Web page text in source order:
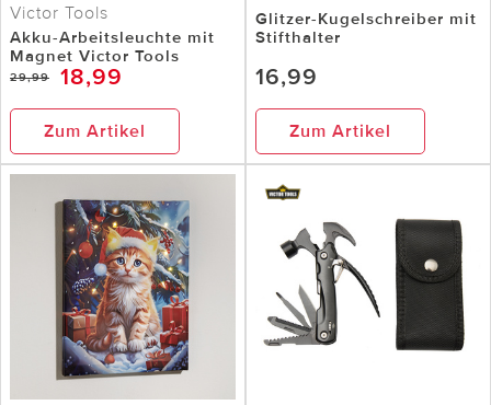
Victor Tools
Akku-Arbeitsleuchte mit
Magnet Victor Tools
29,99 18,99
Zum Artikel
Glitzer-Kugelschreiber mit
Stifthalter
16,99
Zum Artikel